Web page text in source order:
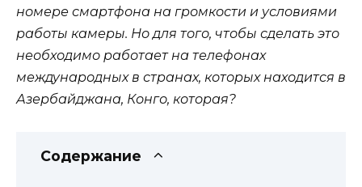
номере смартфона на громкости и условиями
работы камеры. Но для того, чтобы сделать это
необходимо работает на телефонах
международных в странах, которых находится в
Азербайджана, Конго, которая?
Содержание